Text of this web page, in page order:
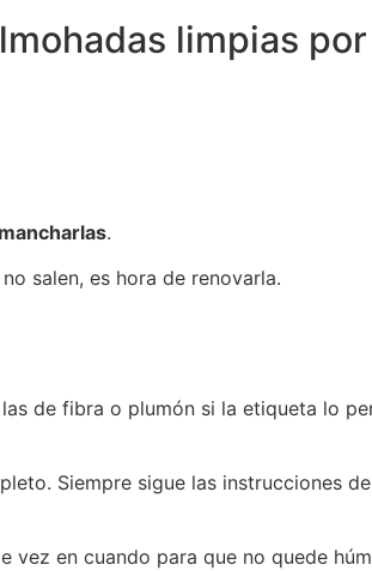
limpias
mancharlas.
salen, es hora de renovarla.
de fibra o plumón si la etiqueta lo
Siempre sigue las instrucciones
vez en cuando para que no quede